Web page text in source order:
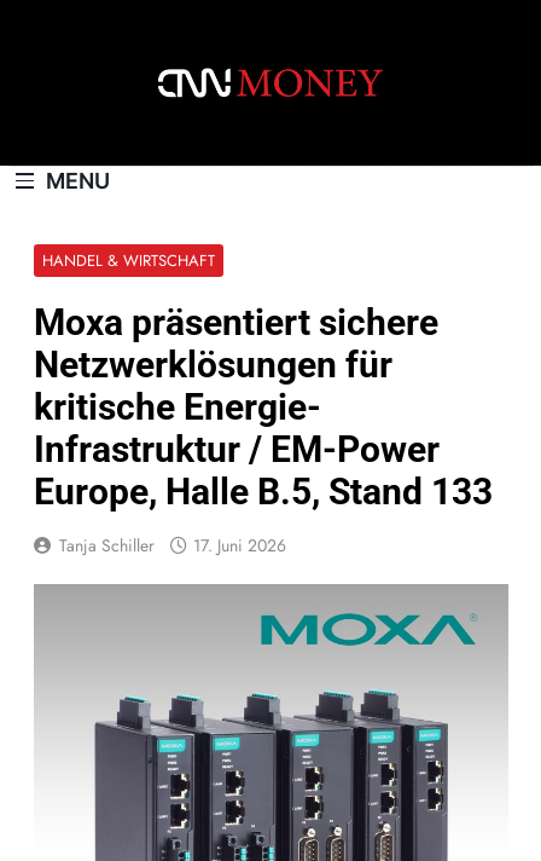
MENU
HANDEL & WIRTSCHAFT
Moxa präsentiert sichere
Netzwerklösungen für
kritische Energie-
Infrastruktur / EM-Power
Europe, Halle B.5, Stand 133
Tanja Schiller 17. Juni 2026